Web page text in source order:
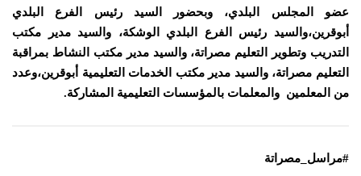
عضو المجلس البلدي، وبحضور السيد رئيس الفرع البلدي
أبوقرين،والسيد رئيس الفرع البلدي الوشكة، والسيد مدير مكتب
التدريب وتطوير التعليم مصراتة، والسيد مدير مكتب النشاط بمراقبة
التعليم مصراتة، والسيد مدير مكتب الخدمات التعليمية أبوقرين،وعدد
من المعلمين والمعلمات بالمؤسسات التعليمية المشاركة.
#مراسل_مصراتة